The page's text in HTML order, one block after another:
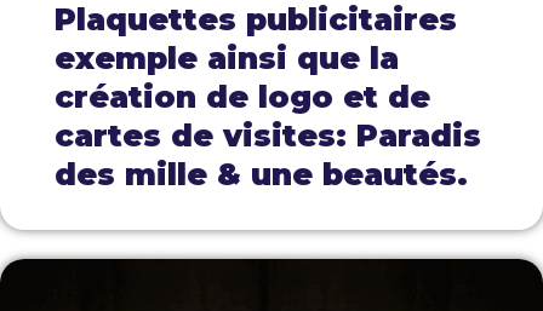
Plaquettes publicitaires
exemple ainsi que la
création de logo et de
cartes de visites: Paradis
des mille & une beautés.